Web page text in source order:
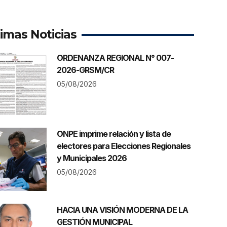
Noticias
ORDENANZA REGIONAL N° 007-
2026-GRSM/CR
05/08/2026
ONPE imprime relación y lista de
electores para Elecciones Regionales
y Municipales 2026
05/08/2026
HACIA UNA VISIÓN MODERNA DE LA
GESTIÓN MUNICIPAL